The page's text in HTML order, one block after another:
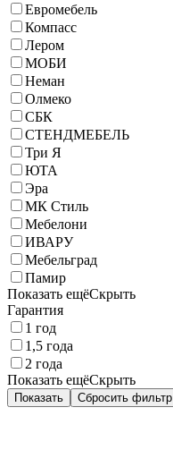
Евромебель
Компасс
Лером
МОБИ
Неман
Олмеко
СБК
СТЕНДМЕБЕЛЬ
Три Я
ЮТА
Эра
МК Стиль
Мебелони
ИВАРУ
Мебельград
Памир
Показать ещёСкрыть
Гарантия
1 год
1,5 года
2 года
Показать ещёСкрыть
Показать Сбросить фильтр